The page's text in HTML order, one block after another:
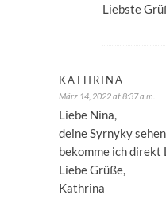
Liebste
KATHRINA
März 14, 2022 at 8:37 a.m.
Liebe Nina,
deine Syrnyky
bekomme ich direkt
Liebe Grüße,
Kathrina